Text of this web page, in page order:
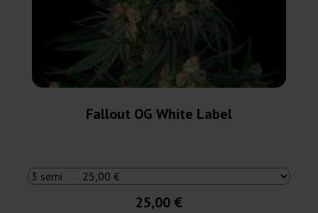
Fallout OG White Label
25,00 €